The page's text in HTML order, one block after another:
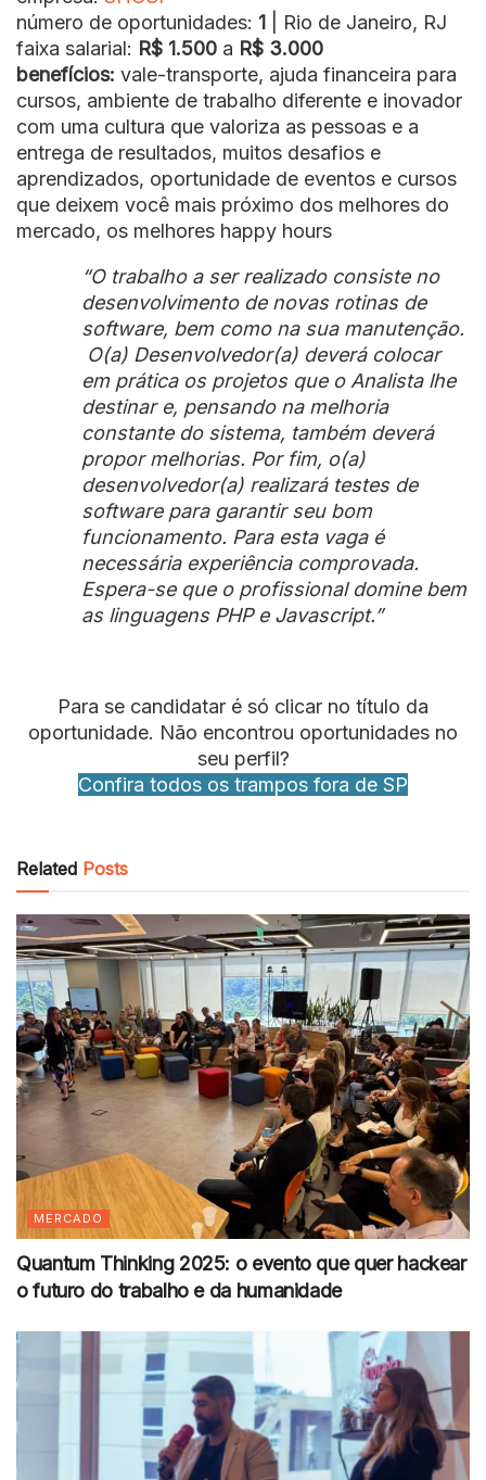
número de oportunidades: 1 | Rio de Janeiro, RJ
faixa salarial: R$ 1.500 a R$ 3.000
benefícios: vale-transporte, ajuda financeira para
cursos, ambiente de trabalho diferente e inovador
com uma cultura que valoriza as pessoas e a
entrega de resultados, muitos desafios e
aprendizados, oportunidade de eventos e cursos
que deixem você mais próximo dos melhores do
mercado, os melhores happy hours
“O trabalho a ser realizado consiste no
desenvolvimento de novas rotinas de
software, bem como na sua manutenção.
O(a) Desenvolvedor(a) deverá colocar
em prática os projetos que o Analista lhe
destinar e, pensando na melhoria
constante do sistema, também deverá
propor melhorias. Por fim, o(a)
desenvolvedor(a) realizará testes de
software para garantir seu bom
funcionamento. Para esta vaga é
necessária experiência comprovada.
Espera-se que o profissional domine bem
as linguagens PHP e Javascript.”
Para se candidatar é só clicar no título da
oportunidade. Não encontrou oportunidades no
seu perfil?
Confira todos os trampos fora de SP
Related Posts
MERCADO
Quantum Thinking 2025: o evento que quer hackear
o futuro do trabalho e da humanidade